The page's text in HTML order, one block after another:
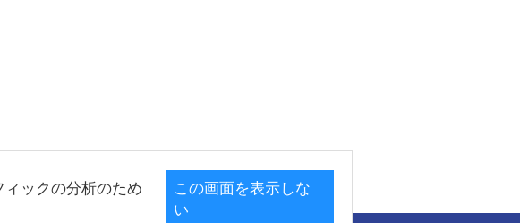
ックの分析のため
この画面を表示しな
い